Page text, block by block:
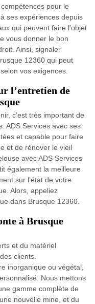
pour le
ses expériences depuis
qui peuvent faire l’objet
vous donner le bon
Ainsi, signaler
12360 qui peut
vos exigences.
l’entretien de
c’est très important de
ADS Services avec ses
et capable pour faire
et de rénover le vieil
avec ADS Services
également la meilleure
sur l’état de votre
Alors, appeliez
dans Brusque 12360.
à Brusque
et du matériel
clients.
inorganique ou végétal,
Nous mettons
gamme complète de
nouvelle mine, et du